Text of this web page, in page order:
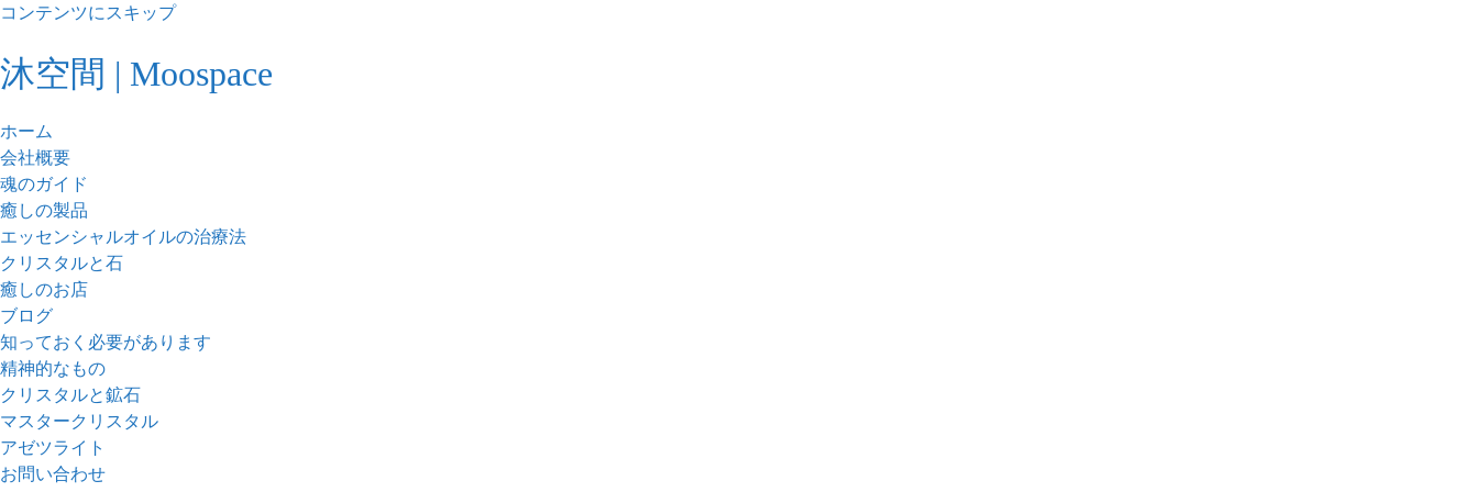
コンテンツにスキップ
沐空間 | Moospace
ホーム
会社概要
魂のガイド
癒しの製品
エッセンシャルオイルの治療法
クリスタルと石
癒しのお店
ブログ
知っておく必要があります
精神的なもの
クリスタルと鉱石
マスタークリスタル
アゼツライト
お問い合わせ